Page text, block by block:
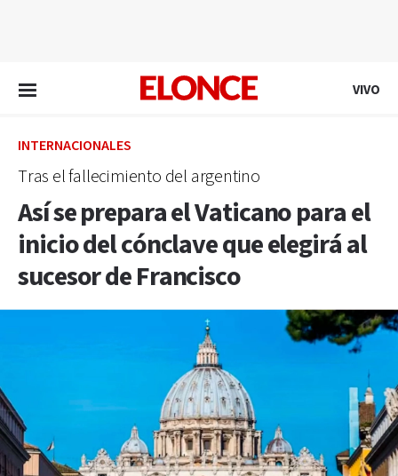
VIVO
INTERNACIONALES
Tras el fallecimiento del argentino
Así se prepara el Vaticano para el
inicio del cónclave que elegirá al
sucesor de Francisco